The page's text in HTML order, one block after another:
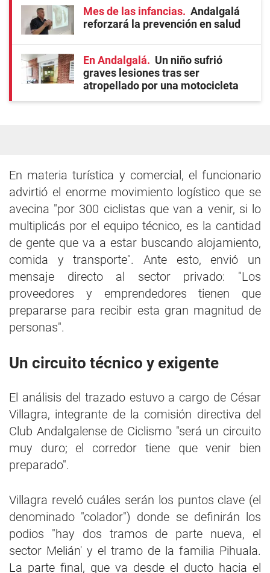
Mes de las infancias
Andalgalá
reforzará la prevención en salud
En Andalgalá
Un niño sufrió
graves lesiones tras ser
atropellado por una motocicleta
En materia turística y comercial, el funcionario
advirtió el enorme movimiento logístico que se
avecina "por 300 ciclistas que van a venir, si lo
multiplicás por el equipo técnico, es la cantidad
de gente que va a estar buscando alojamiento,
comida y transporte". Ante esto, envió un
mensaje directo al sector privado: "Los
proveedores y emprendedores tienen que
prepararse para recibir esta gran magnitud de
personas".
Un circuito técnico y exigente
El análisis del trazado estuvo a cargo de César
Villagra, integrante de la comisión directiva del
Club Andalgalense de Ciclismo "será un circuito
muy duro; el corredor tiene que venir bien
preparado".
Villagra reveló cuáles serán los puntos clave (el
denominado "colador") donde se definirán los
podios "hay dos tramos de parte nueva, el
sector Melián' y el tramo de la familia Pihuala.
La parte final, que va desde el ducto hacia el